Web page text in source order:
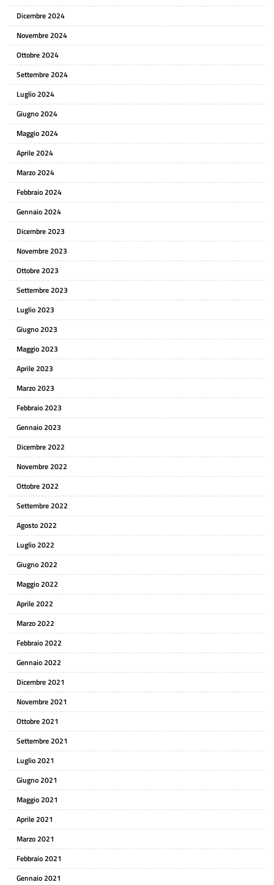
Dicembre 2024
Novembre 2024
Ottobre 2024
Settembre 2024
Luglio 2024
Giugno 2024
Maggio 2024
Aprile 2024
Marzo 2024
Febbraio 2024
Gennaio 2024
Dicembre 2023
Novembre 2023
Ottobre 2023
Settembre 2023
Luglio 2023
Giugno 2023
Maggio 2023
Aprile 2023
Marzo 2023
Febbraio 2023
Gennaio 2023
Dicembre 2022
Novembre 2022
Ottobre 2022
Settembre 2022
Agosto 2022
Luglio 2022
Giugno 2022
Maggio 2022
Aprile 2022
Marzo 2022
Febbraio 2022
Gennaio 2022
Dicembre 2021
Novembre 2021
Ottobre 2021
Settembre 2021
Luglio 2021
Giugno 2021
Maggio 2021
Aprile 2021
Marzo 2021
Febbraio 2021
Gennaio 2021